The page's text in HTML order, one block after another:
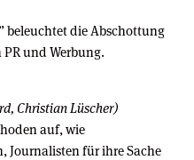
beleuchtet die Abschottung
und Werbung.
Christian Lüscher)
auf, wie
Journalisten für ihre Sache